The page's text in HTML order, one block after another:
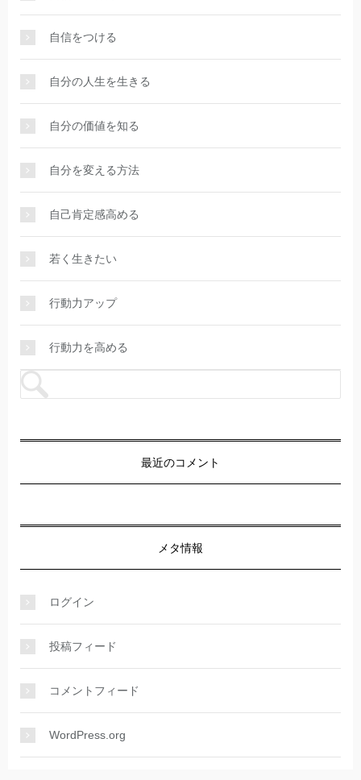
自信をつける
自分の人生を生きる
自分の価値を知る
自分を変える方法
自己肯定感高める
若く生きたい
行動力アップ
行動力を高める
最近のコメント
メタ情報
ログイン
投稿フィード
コメントフィード
WordPress.org